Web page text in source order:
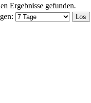
Ergebnisse gefunden.